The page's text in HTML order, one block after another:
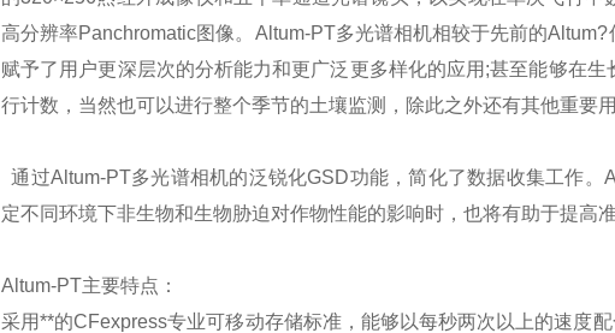
高分辨率Panchromatic图像。Altum-PT多光谱相机相较于先前的
赋予了用户更深层次的分析能力和更广泛更多样化的应用;甚至能够在
行计数，当然也可以进行整个季节的土壤监测，除此之外还有其他重要用
通过Altum-PT多光谱相机的泛锐化GSD功能，简化了数据收集工作
定不同环境下非生物和生物胁迫对作物性能的影响时，也将有助于提高准
Altum-PT主要特点：
采用**的CFexpress专业可移动存储标准，能够以每秒两次以上的速度